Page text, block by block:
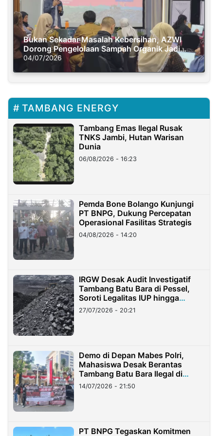
Bukan Sekadar Masalah Kebersihan, AZWI
Dorong Pengelolaan Sampah Organik Jadi
Solusi Krisis Iklim
04/07/2026
TAMBANG ENERGY
Tambang Emas Ilegal Rusak
TNKS Jambi, Hutan Warisan
Dunia
06/08/2026 - 16:23
Pemda Bone Bolango Kunjungi
PT BNPG, Dukung Percepatan
Operasional Fasilitas Strategis
04/08/2026 - 14:20
IRGW Desak Audit Investigatif
Tambang Batu Bara di Pessel,
Soroti Legalitas IUP hingga
Stockpile
27/07/2026 - 20:21
Demo di Depan Mabes Polri,
Mahasiswa Desak Berantas
Tambang Batu Bara Ilegal di
Lampung
14/07/2026 - 21:50
PT BNPG Tegaskan Komitmen